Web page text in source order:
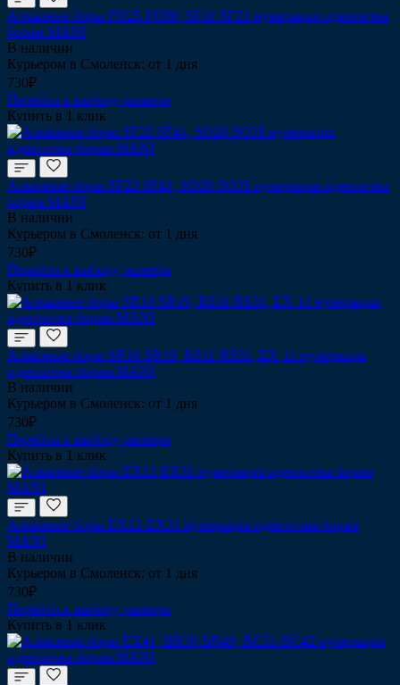
Алмазные боры FO25-FO38, SF11-SF21 нумерация идентична
борам MANI
В наличии
Курьером в Смоленск: от 1 дня
730₽
Перейти к выбору размера
Купить в 1 клик
Алмазные боры SF22-SF41, SO20-SO35 нумерация идентична
борам MANI
В наличии
Курьером в Смоленск: от 1 дня
730₽
Перейти к выбору размера
Купить в 1 клик
Алмазные боры SR10-SR19, RS11-RS31, EX-11 нумерация
идентична борам MANI
В наличии
Курьером в Смоленск: от 1 дня
730₽
Перейти к выбору размера
Купить в 1 клик
Алмазные боры EX12-EX31 нумерация идентична борам
MANI
В наличии
Курьером в Смоленск: от 1 дня
730₽
Перейти к выбору размера
Купить в 1 клик